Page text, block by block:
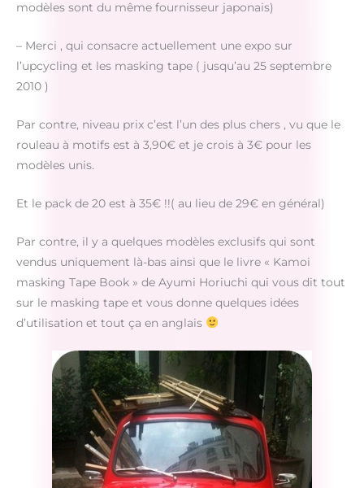
modèles sont du même fournisseur japonais)
– Merci , qui consacre actuellement une expo sur
l’upcycling et les masking tape ( jusqu’au 25 septembre
2010 )
Par contre, niveau prix c’est l’un des plus chers , vu que le
rouleau à motifs est à 3,90€ et je crois à 3€ pour les
modèles unis.
Et le pack de 20 est à 35€ !!( au lieu de 29€ en général)
Par contre, il y a quelques modèles exclusifs qui sont
vendus uniquement là-bas ainsi que le livre « Kamoi
masking Tape Book » de Ayumi Horiuchi qui vous dit tout
sur le masking tape et vous donne quelques idées
d’utilisation et tout ça en anglais